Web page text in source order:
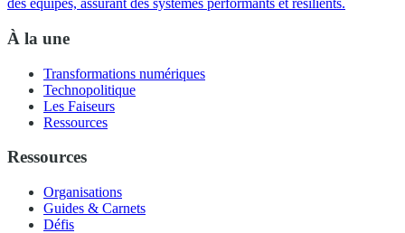
des équipes, assurant des systèmes performants et résilients.
À la une
Transformations numériques
Technopolitique
Les Faiseurs
Ressources
Ressources
Organisations
Guides & Carnets
Défis